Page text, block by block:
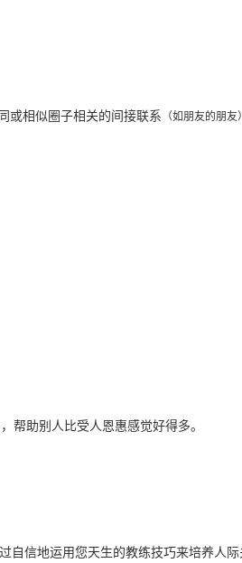
或相似圈子相关的间接联系 （如朋友的朋友）
帮助别人比受人恩惠感觉好得多。
自信地运用您天生的教练技巧来培养人